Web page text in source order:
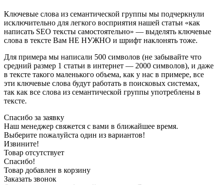
Ключевые слова из семантической группы мы подчеркнули
исключительно для легкого восприятия нашей статьи «как
написать SEO тексты самостоятельно» — выделять ключевые
слова в тексте Вам НЕ НУЖНО и шрифт наклонять тоже.
Для примера мы написали 500 символов (не забывайте что
средний размер 1 статьи в интернет — 2000 символов), и даже
в тексте такого маленького объема, как у нас в примере, все
эти ключевые слова будут работать в поисковых системах,
так как все слова из семантической группы употреблены в
тексте.
Спасибо за заявку
Наш менеджер свяжется с вами в ближайшее время.
Выберите пожалуйста один из вариантов!
Извините!
Товар отсутствует
Спасибо!
Товар добавлен в корзину
Заказать звонок